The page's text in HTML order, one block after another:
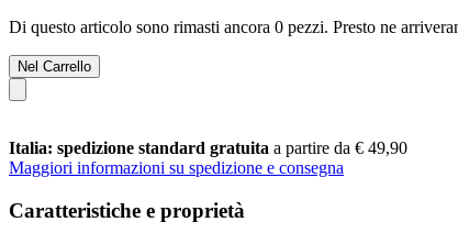
Di questo articolo sono rimasti ancora 0 pezzi. Presto ne
Nel Carrello
Italia: spedizione standard gratuita a partire da € 49,90
Maggiori informazioni su spedizione e consegna
Caratteristiche e proprietà